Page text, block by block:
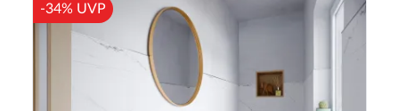
-34% UVP